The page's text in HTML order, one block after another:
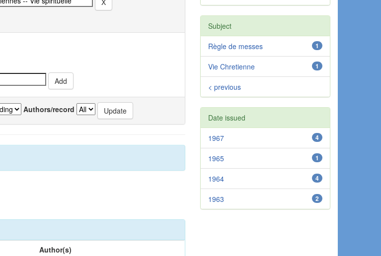
Authors/record
Author(s)
Subject
1
Règle de messes
1
Vie Chretienne
< previous
Date issued
4
1967
1
1965
4
1964
2
1963